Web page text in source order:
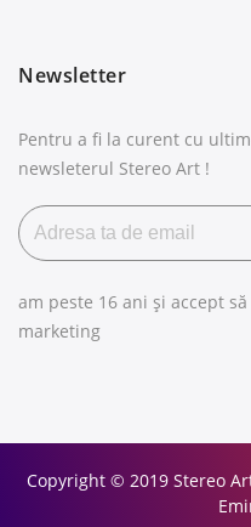
Newsletter
Pentru a fi la curent cu
newsleterul Stereo Art !
am peste 16 ani și accept
marketing
Copyright © 2019 Stereo